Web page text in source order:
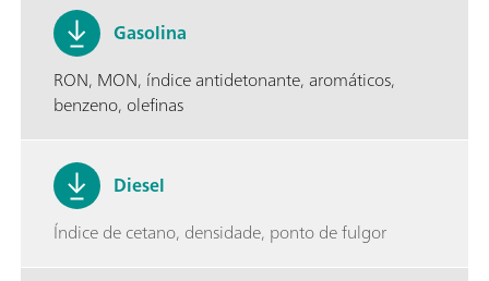
Gasolina
RON, MON, índice antidetonante, aromáticos,
benzeno, olefinas
Diesel
Índice de cetano, densidade, ponto de fulgor